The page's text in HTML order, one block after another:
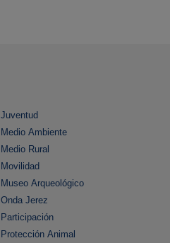
Juventud
Medio Ambiente
Medio Rural
Movilidad
Museo Arqueológico
Onda Jerez
Participación
Protección Animal